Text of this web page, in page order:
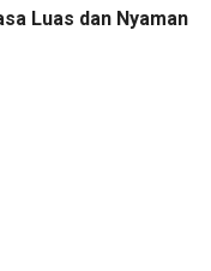
Luas dan Nyaman